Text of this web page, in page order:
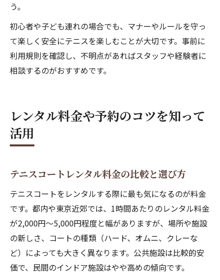
う。
初心者や子ども連れの場合でも、マナーやルールを守っ
て楽しく安全にテニスを楽しむことが大切です。事前に
利用規則を確認し、不明点があればスタッフや経験者に
相談するのがおすすめです。
レンタル料金や予約のコツを知って
活用
テニスコートレンタル料金の比較と選び方
テニスコートをレンタルする際に最も気になるのが料金
です。都内や東京近郊では、1時間あたりのレンタル料金
が2,000円〜5,000円程度と幅がありますが、場所や施設
の新しさ、コートの種類（ハード、オムニ、クレーな
ど）によっても大きく異なります。公共施設は比較的安
価で、民間のインドア施設はやや高めの傾向です。